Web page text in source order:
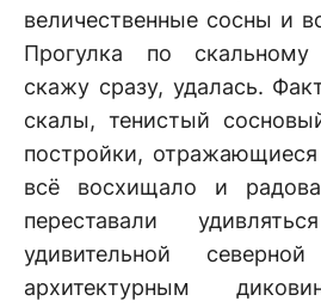
величественные сосны и
Прогулка по
скажу сразу, удалась.
скалы, тенистый
постройки,
всё восхищало и
переставали
удивительной северной
архитектурным